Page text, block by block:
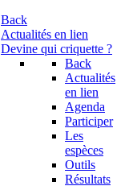
Back
Actualités en lien
Devine qui criquette ?
Back
Actualités
en lien
Agenda
Participer
Les
espèces
Outils
Résultats